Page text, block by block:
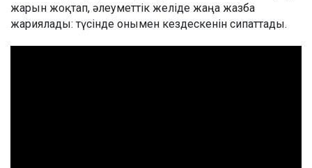
жарын жоқтап, әлеуметтік желіде жаңа жазба
жариялады: түсінде онымен кездескенін сипаттады.